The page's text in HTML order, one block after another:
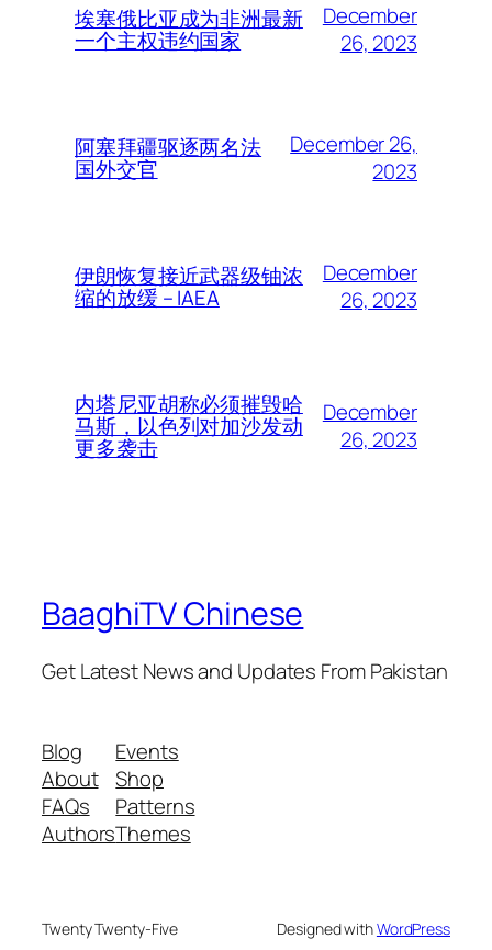
埃塞俄比亚成为非洲最新
一个主权违约国家
December
26, 2023
阿塞拜疆驱逐两名法
国外交官
December 26,
2023
伊朗恢复接近武器级铀浓
缩的放缓 – IAEA
December
26, 2023
内塔尼亚胡称必须摧毁哈
马斯，以色列对加沙发动
更多袭击
December
26, 2023
BaaghiTV Chinese
Get Latest News and Updates From Pakistan
Blog
About
FAQs
Authors
Events
Shop
Patterns
Themes
Twenty Twenty-Five Designed withWordPress